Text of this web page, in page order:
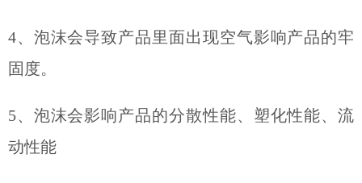
4、泡沫会导致产品里面出现空气影响产品的牢
固度。
5、泡沫会影响产品的分散性能、塑化性能、流
动性能